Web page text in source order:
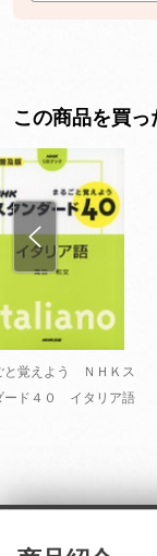
この商品を買
と覚えよう ＮＨＫス
ード４０ イタリア語